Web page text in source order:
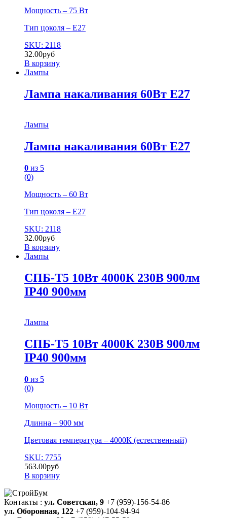
Мощность – 75 Вт
Тип цоколя – Е27
SKU: 2118
32.00руб
В корзину
Лампы
Лампа накаливания 60Вт Е27
Лампы
Лампа накаливания 60Вт Е27
0 из 5
(0)
Мощность – 60 Вт
Тип цоколя – Е27
SKU: 2118
32.00руб
В корзину
Лампы
СПБ-Т5 10Вт 4000К 230В 900лм
IP40 900мм
Лампы
СПБ-Т5 10Вт 4000К 230В 900лм
IP40 900мм
0 из 5
(0)
Мощность – 10 Вт
Длинна – 900 мм
Цветовая температура – 4000К (естественный)
SKU: 7755
563.00руб
В корзину
Контакты : ул. Советская, 9 +7 (959)-156-54-86
ул. Оборонная, 122 +7 (959)-104-94-94